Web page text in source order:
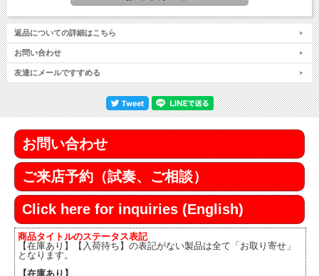
返品についての詳細はこちら
お問い合わせ
友達にメールですすめる
お問い合わせ
ご来店予約（試奏、ご相談）
Click here for inquiries (English)
商品タイトルのステータス表記
【在庫あり】【入荷待ち】の表記がない製品は全て「お取り寄せ」
となります。
【在庫あり】